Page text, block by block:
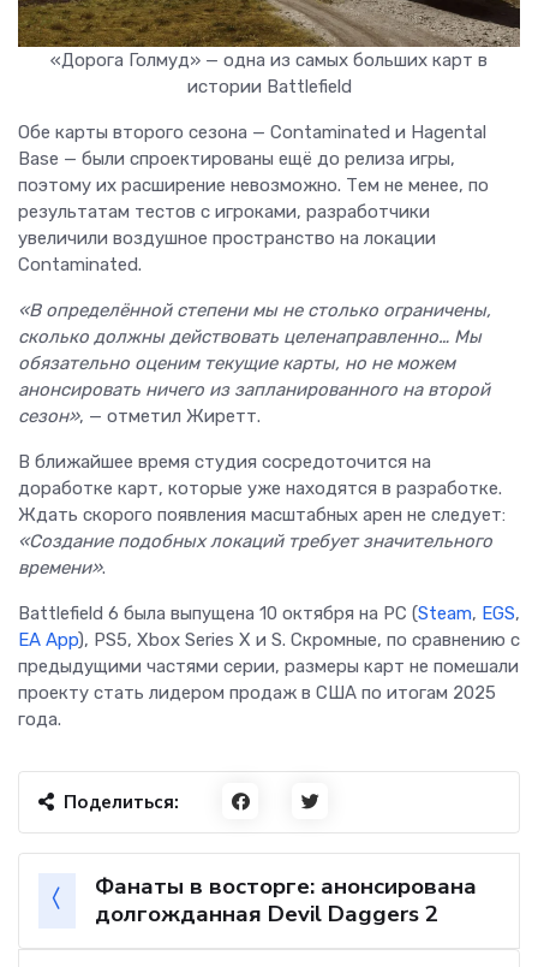
«Дорога Голмуд» — одна из самых больших карт в
истории Battlefield
Обе карты второго сезона — Contaminated и Hagental
Base — были спроектированы ещё до релиза игры,
поэтому их расширение невозможно. Тем не менее, по
результатам тестов с игроками, разработчики
увеличили воздушное пространство на локации
Contaminated.
«В определённой степени мы не столько ограничены,
сколько должны действовать целенаправленно… Мы
обязательно оценим текущие карты, но не можем
анонсировать ничего из запланированного на второй
сезон», — отметил Жиретт.
В ближайшее время студия сосредоточится на
доработке карт, которые уже находятся в разработке.
Ждать скорого появления масштабных арен не следует:
«Создание подобных локаций требует значительного
времени».
Battlefield 6 была выпущена 10 октября на PC (Steam, EGS,
EA App), PS5, Xbox Series X и S. Скромные, по сравнению с
предыдущими частями серии, размеры карт не помешали
проекту стать лидером продаж в США по итогам 2025
года.
Поделиться:
Фанаты в восторге: анонсирована
долгожданная Devil Daggers 2